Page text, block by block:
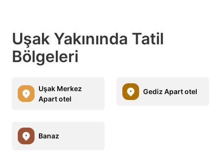
Uşak Yakınında Tatil
Bölgeleri
Uşak Merkez
Apart otel
Gediz Apart otel
Banaz